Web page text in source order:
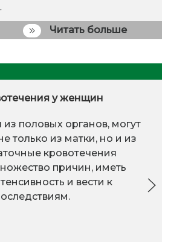
Читать больше
у женщин
половых органов, могут
только из матки, но и из
кровотечения
причин, иметь
и вести к